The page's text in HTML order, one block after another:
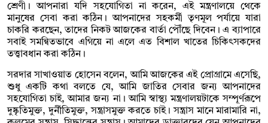
শ্রেণী। আপনারা যদি সহযোগিতা না করেন, এই মন্ত্রণালয়ে থেকে
মানুষের সেবা করা কঠিন। আপনাদের সহকর্মী তৃণমূল পর্যায়ে যারা
চাকরি করছেন, তাদের নিকট আজকের বার্তা পৌঁছে দিবেন। এ ব্যাপারে
সবাই সমন্বিতভাবে এগিয়ে না এলে এত বিশাল খাতের চিকিৎসকদের
তত্ত্বাবধান করা কঠিন।
সরদার সাখাওয়াত হোসেন বলেন, আমি আজকের এই প্রোগ্রামে এসেছি,
শুধু একটি কথা বলতে যে, আমি জাতির সেবার জন্য আপনাদের
সহযোগিতা চাই, আমার জন্য না। আমি স্বাস্থ্য মন্ত্রণালয়টাকে সম্পূর্ণরূপে
দুষ্কৃতিমুক্ত, দুর্নীতিমুক্ত, সন্ত্রাসমুক্ত করতে চাই। সন্ত্রাস মানে মারামারি না,